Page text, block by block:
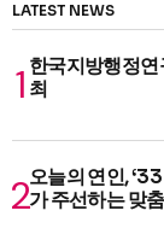
LATEST NEWS
한국지방행정연
최
오늘의 연인,
가 주선하는 맞